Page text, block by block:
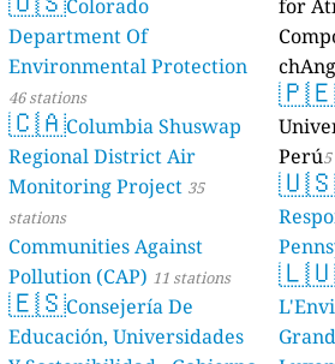
Colorado
Department Of
Environmental Protection
46 stations
🇨🇦Columbia Shuswap
Regional District Air
Monitoring Project 35
stations
Communities Against
Pollution (CAP) 11 stations
🇪🇸Consejería De
Educación, Universidades
for
🇵🇪
Perú
🇺🇸
🇱🇺